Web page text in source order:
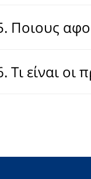
Ποιους
Τι είναι οι